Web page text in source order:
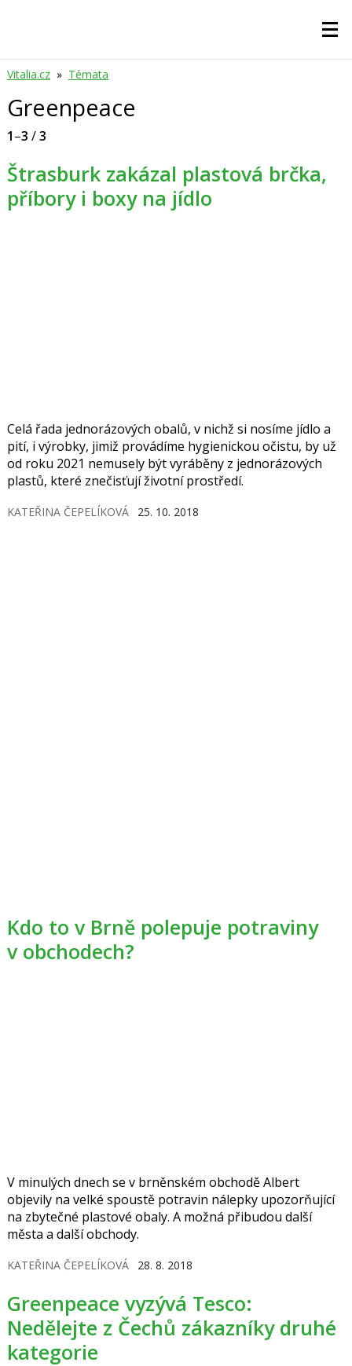
Vitalia.cz » Témata
Greenpeace
1–3 /3
Štrasburk zakázal plastová brčka,
příbory i boxy na jídlo
Celá řada jednorázových obalů, v nichž si nosíme jídlo a
pití, i výrobky, jimiž provádíme hygienickou očistu, by už
od roku 2021 nemusely být vyráběny z jednorázových
plastů, které znečisťují životní prostředí.
KATEŘINA ČEPELÍKOVÁ 25. 10. 2018
Kdo to v Brně polepuje potraviny
v obchodech?
V minulých dnech se v brněnském obchodě Albert
objevily na velké spoustě potravin nálepky upozorňující
na zbytečné plastové obaly. A možná přibudou další
města a další obchody.
KATEŘINA ČEPELÍKOVÁ 28. 8. 2018
Greenpeace vyzývá Tesco:
Nedělejte z Čechů zákazníky druhé
kategorie